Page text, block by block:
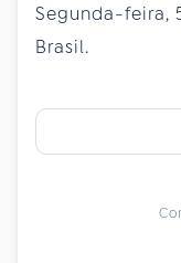
Segunda-feira,
Brasil.